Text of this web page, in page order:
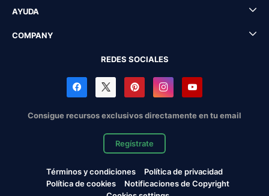
AYUDA
COMPANY
REDES SOCIALES
Consigue recursos exclusivos directamente en tu email
Regístrate
Términos y condiciones
Política de privacidad
Política de cookies
Notificaciones de Copyright